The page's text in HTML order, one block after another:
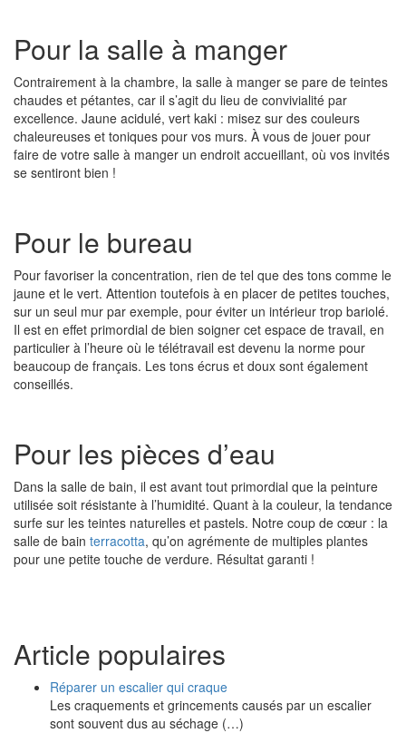
Pour la salle à manger
Contrairement à la chambre, la salle à manger se pare de teintes
chaudes et pétantes, car il s’agit du lieu de convivialité par
excellence. Jaune acidulé, vert kaki : misez sur des couleurs
chaleureuses et toniques pour vos murs. À vous de jouer pour
faire de votre salle à manger un endroit accueillant, où vos invités
se sentiront bien !
Pour le bureau
Pour favoriser la concentration, rien de tel que des tons comme le
jaune et le vert. Attention toutefois à en placer de petites touches,
sur un seul mur par exemple, pour éviter un intérieur trop bariolé.
Il est en effet primordial de bien soigner cet espace de travail, en
particulier à l’heure où le télétravail est devenu la norme pour
beaucoup de français. Les tons écrus et doux sont également
conseillés.
Pour les pièces d’eau
Dans la salle de bain, il est avant tout primordial que la peinture
utilisée soit résistante à l’humidité. Quant à la couleur, la tendance
surfe sur les teintes naturelles et pastels. Notre coup de cœur : la
salle de bain terracotta, qu’on agrémente de multiples plantes
pour une petite touche de verdure. Résultat garanti !
Article populaires
Réparer un escalier qui craque
Les craquements et grincements causés par un escalier
sont souvent dus au séchage (…)